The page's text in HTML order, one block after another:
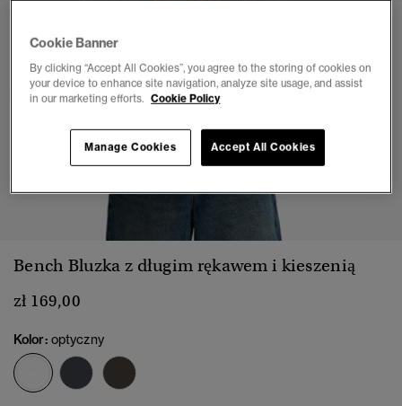
1 2 3 4 5 6
Bench Bluzka z długim rękawem i kieszenią
zł 169,00
Kolor: optyczny
wybrano
Cookie Banner
By clicking “Accept All Cookies”, you agree to the storing of cookies on
your device to enhance site navigation, analyze site usage, and assist
in our marketing efforts. Cookie Policy
Accept All Cookies
Manage Cookies